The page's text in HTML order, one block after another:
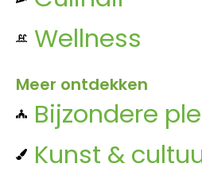
Wellness
Meer ontdekken
Bijzondere
Kunst &